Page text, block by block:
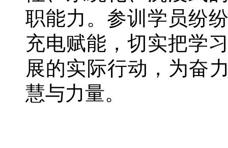
职能力。参训学员纷
充电赋能，切实把学
展的实际行动，为奋
慧与力量。